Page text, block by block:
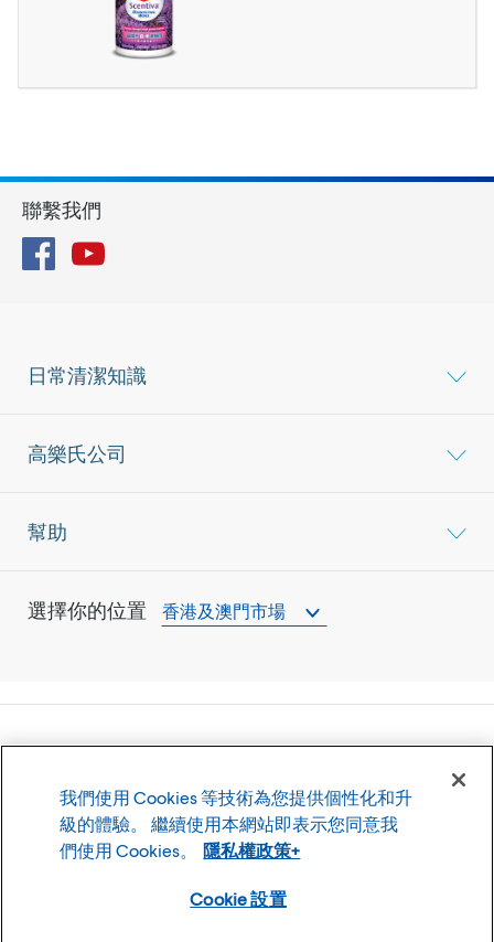
日常清潔知識
高樂氏公司
幫助
選擇你的位置 香港及澳門市場
聯繫我們
FacebookYouTube
使用條款 隱私權政策
Cookie 設置
我們使用 Cookies 等技術為您提供個性化和升
級的體驗。 繼續使用本網站即表示您同意我
們使用 Cookies。
隱私權政策+
Cookie 設置